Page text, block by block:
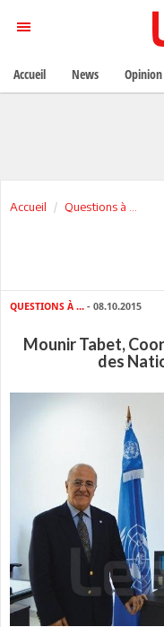
Accueil Questions à ...
QUESTIONS À ... - 08.10.2015
Mounir Tabet,
des
Accueil News Opinion